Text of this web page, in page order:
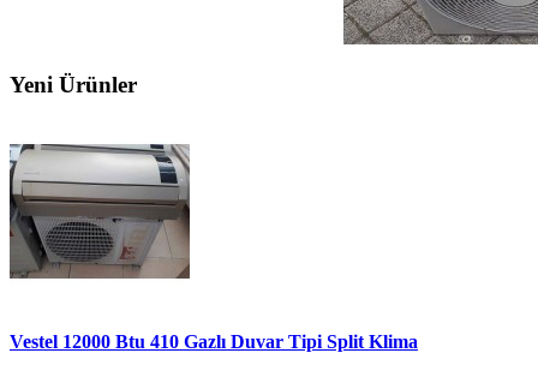
Yeni Ürünler
Vestel 12000 Btu 410 Gazlı Duvar Tipi Split Klima